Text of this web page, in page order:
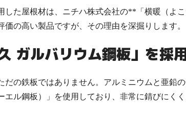
した屋根材は、ニチハ株式会社の**「横暖（よ
価の高い製品ですが、その理由を深掘りします。
ガルバリウム鋼板」を採
だの鉄板ではありません。アルミニウムと亜鉛
エル鋼板）」を使用しており、非常に錆びにく